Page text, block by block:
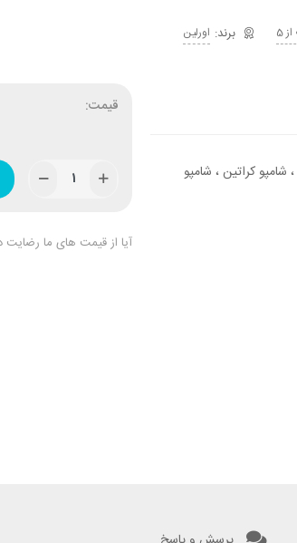
5 اورلین
شامپو کراتین ، شامپو
قیمت:
آیا از قیمت های ما رضایت